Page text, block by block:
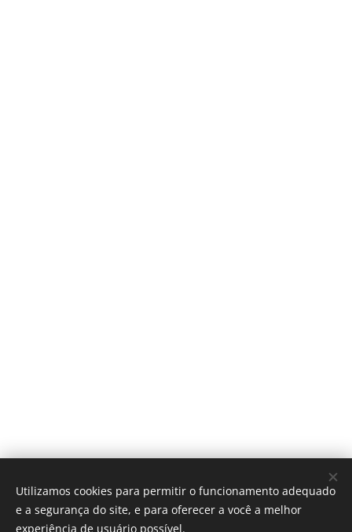
Utilizamos cookies para permitir o funcionamento adequado
e a segurança do site, e para oferecer a você a melhor
experiência de usuário possível.